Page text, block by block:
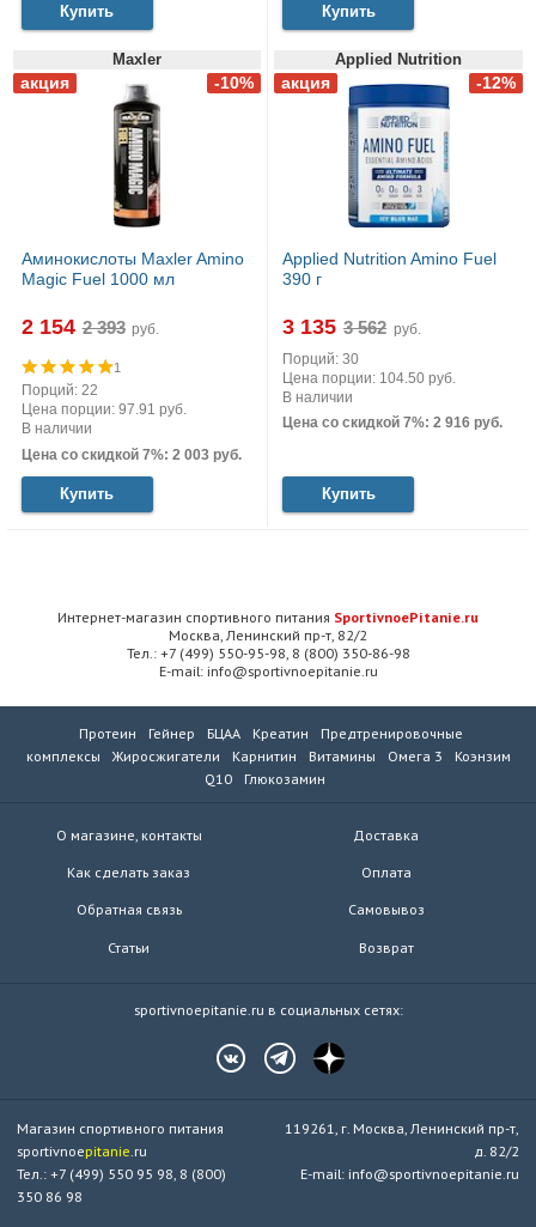
Купить Купить
Maxler
Аминокислоты Maxler Amino
Magic Fuel 1000 мл
2 154 руб.
1
Порций: 22
Цена порции: 97.91 руб.
В наличии
Цена со скидкой 7%: 2 003 руб.
Купить
Applied Nutrition
Applied Nutrition Amino Fuel
390 г
3 135
руб.
Порций: 30
Цена порции: 104.50 руб.
В наличии
Цена со скидкой 7%: 2 916 руб.
Купить
Интернет-магазин спортивного питания SportivnoePitanie.ru
Москва, Ленинский пр-т, 82/2
Тел.: +7 (499) 550-95-98, 8 (800) 350-86-98
E-mail: info@sportivnoepitanie.ru
Протеин Гейнер БЦАА Креатин
Предтренировочные
комплексы
Жиросжигатели Карнитин Витамины Омега 3
Коэнзим
Q10
Глюкозамин
О магазине, контакты
Как сделать заказ
Обратная связь
Статьи
Доставка
Оплата
Самовывоз
Возврат
sportivnoepitanie.ru в социальных сетях:
Магазин спортивного питания
sportivnoepitanie .ru
Тел.: +7 (499) 550 95 98, 8 (800)
350 86 98
119261, г. Москва, Ленинский пр-т,
д. 82/2
E-mail: info@sportivnoepitanie.ru